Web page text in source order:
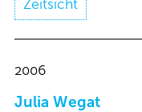
Zeitsicht
2006
Julia Wegat​